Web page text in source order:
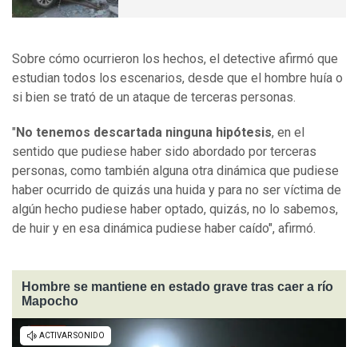
Sobre cómo ocurrieron los hechos, el detective afirmó que
estudian todos los escenarios, desde que el hombre huía o
si bien se trató de un ataque de terceras personas.
" No tenemos descartada ninguna hipótesis, en el
sentido que pudiese haber sido abordado por terceras
personas, como también alguna otra dinámica que pudiese
haber ocurrido de quizás una huida y para no ser víctima de
algún hecho pudiese haber optado, quizás, no lo sabemos,
de huir y en esa dinámica pudiese haber caído", afirmó.
Hombre se mantiene en estado grave tras caer a río
Mapocho